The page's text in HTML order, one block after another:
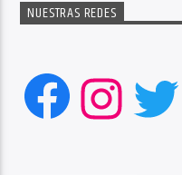
NUESTRAS REDES